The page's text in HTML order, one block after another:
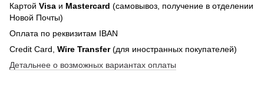
Картой Visa и Mastercard (самовывоз, получение в отделении
Новой Почты)
Оплата по реквизитам IBAN
Credit Card, Wire Transfer(для иностранных покупателей)
Детальнее о возможных вариантах оплаты